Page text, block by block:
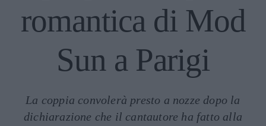
romantica di Mod
Sun a Parigi
La coppia convolerà presto a nozze dopo la
dichiarazione che il cantautore ha fatto alla